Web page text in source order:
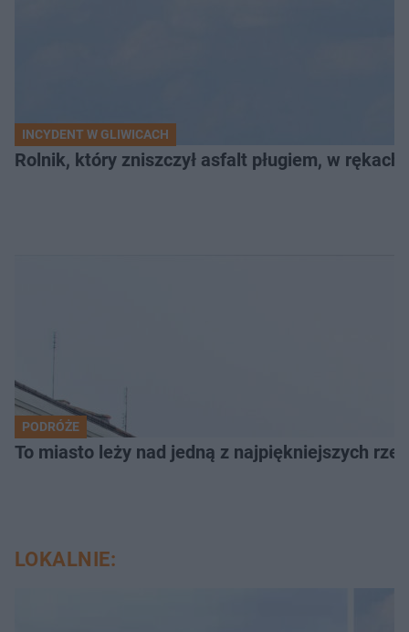
INCYDENT W GLIWICACH
Rolnik, który zniszczył asfalt pługiem, w
PODRÓŻE
To miasto leży nad jedną z najpiękniejszych
LOKALNIE: